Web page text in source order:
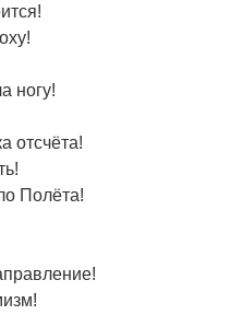
ногу!
отсчёта!
Полёта!